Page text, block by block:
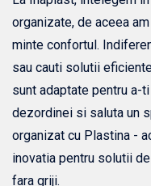
organizate, de aceea
minte confortul.
sau cauti solutii
sunt adaptate pentru a-
dezordinei si saluta un
organizat cu Plastina -
inovatia pentru solutii
fara griji.